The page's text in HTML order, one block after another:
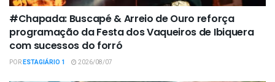
#Chapada: Buscapé & Arreio de Ouro reforça
programação da Festa dos Vaqueiros de Ibiquera
com sucessos do forró
PORESTAGIÁRIO 1 2026/08/07